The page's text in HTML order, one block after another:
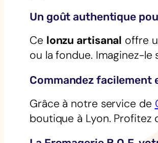
Un goût authentique
Ce lonzu artisanal offre
ou la fondue. Imaginez-
Commandez facilement
Grâce à notre service de
boutique à Lyon.